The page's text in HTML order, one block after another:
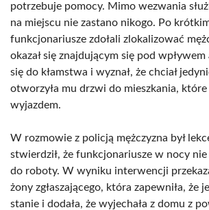
potrzebuje pomocy. Mimo wezwania
na miejscu nie zastano nikogo. Po
funkcjonariusze zdołali zlokalizować
okazał się znajdującym się pod wpływem
się do kłamstwa i wyznał, że chciał
otworzyła mu drzwi do mieszkania, które
wyjazdem.
W rozmowie z policją mężczyzna był
stwierdził, że funkcjonariusze w nocy
do roboty. W wyniku interwencji
żony zgłaszającego, która zapewniła, że
stanie i dodała, że wyjechała z domu z